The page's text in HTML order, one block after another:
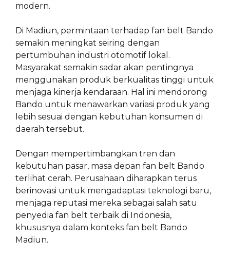
modern.
Di Madiun, permintaan terhadap fan belt Bando
semakin meningkat seiring dengan
pertumbuhan industri otomotif lokal.
Masyarakat semakin sadar akan pentingnya
menggunakan produk berkualitas tinggi untuk
menjaga kinerja kendaraan. Hal ini mendorong
Bando untuk menawarkan variasi produk yang
lebih sesuai dengan kebutuhan konsumen di
daerah tersebut.
Dengan mempertimbangkan tren dan
kebutuhan pasar, masa depan fan belt Bando
terlihat cerah. Perusahaan diharapkan terus
berinovasi untuk mengadaptasi teknologi baru,
menjaga reputasi mereka sebagai salah satu
penyedia fan belt terbaik di Indonesia,
khususnya dalam konteks fan belt Bando
Madiun.